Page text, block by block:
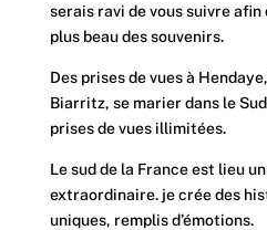
serais ravi de vous suivre
plus beau des souvenirs.
Des prises de vues à
Biarritz, se marier dans le
prises de vues illimitées.
Le sud de la France est lieu
extraordinaire. je crée des
uniques, remplis d’émotions.